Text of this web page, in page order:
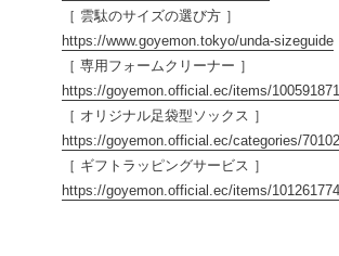
［ 雲駄のサイズの選び方 ］
https://www.goyemon.tokyo/unda-sizeguide
［ 専用フォームクリーナー ］
https://goyemon.official.ec/items/100591871
［ オリジナル足袋型ソックス ］
https://goyemon.official.ec/categories/
［ ギフトラッピングサービス ］
https://goyemon.official.ec/items/101261774